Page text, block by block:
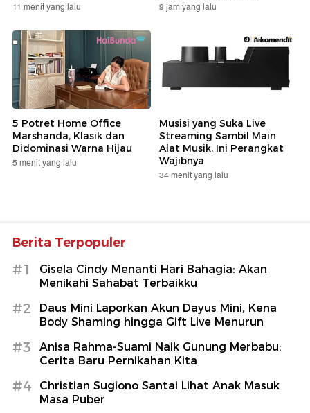
11 menit yang lalu 9 jam yang lalu
5 Potret Home Office
Marshanda, Klasik dan
Didominasi Warna Hijau
5 menit yang lalu
Musisi yang Suka Live
Streaming Sambil Main
Alat Musik, Ini Perangkat
Wajibnya
34 menit yang lalu
Berita Terpopuler
#1
Gisela Cindy Menanti Hari Bahagia: Akan
Menikahi Sahabat Terbaikku
#2
Daus Mini Laporkan Akun Dayus Mini, Kena
Body Shaming hingga Gift Live Menurun
#3
Anisa Rahma-Suami Naik Gunung Merbabu:
Cerita Baru Pernikahan Kita
#4
Christian Sugiono Santai Lihat Anak Masuk
Masa Puber